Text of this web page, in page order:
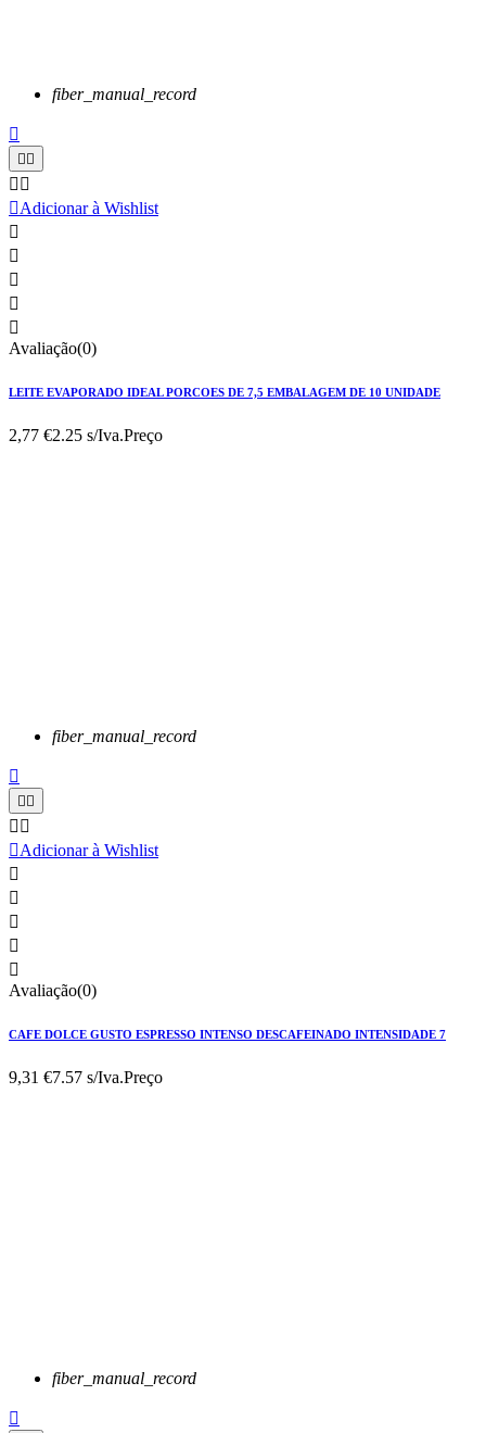
fiber_manual_record

 
 
Adicionar à Wishlist





Avaliação(0)
LEITE EVAPORADO IDEAL PORCOES DE 7,5 EMBALAGEM DE 10 UNIDADE
2,77 €2.25 s/Iva.Preço
fiber_manual_record

 
 
Adicionar à Wishlist





Avaliação(0)
CAFE DOLCE GUSTO ESPRESSO INTENSO DESCAFEINADO INTENSIDADE 7
9,31 €7.57 s/Iva.Preço
fiber_manual_record
